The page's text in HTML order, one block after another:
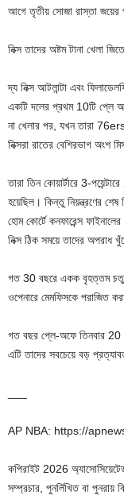
আগে তৃতীয় সোজা রাস্তা জয়ের
নিক্স তাদের অষ্টম টানা খেলা
দ্য নিক্স আটলান্টা এবং
একটি দলের প্রথম 10টি প্লে
না খেলার পর, যখন তারা
নিক্সরা রাতের বেশিরভাগ অংশ
তারা তিন কোয়ার্টারে 3-
হয়েছিল। কিন্তু নিয়ন্ত্রণের
হোম কোর্টে কনফারেন্স
নিক্স ঠিক সময়ে তাদের অপরাধ
গত 30 বছরে একক বৃহত্তম
ওপেনারে মেমফিসকে পরাজিত
গত বছর প্লে-অফে তিনবার 20
এটি তাদের সবচেয়ে বড়
AP NBA: https://
কপিরাইট 2026
সম্প্রচার, পুনর্লিখিত বা পুনরায়